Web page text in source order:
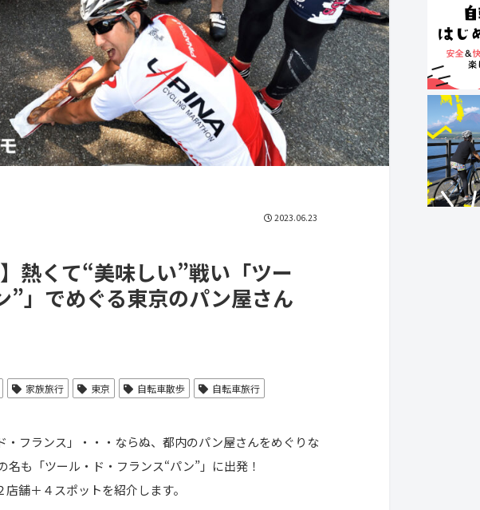
熱くて“美味しい”戦い「ツー
”」でめぐる東京のパン屋さん
2023.06.23
家族旅行 東京 自転車散歩 自転車旅行
・フランス」・・・ならぬ、都内のパン屋さんをめぐりな
も「ツール・ド・フランス“パン”」に出発！
舗＋４スポットを紹介します。